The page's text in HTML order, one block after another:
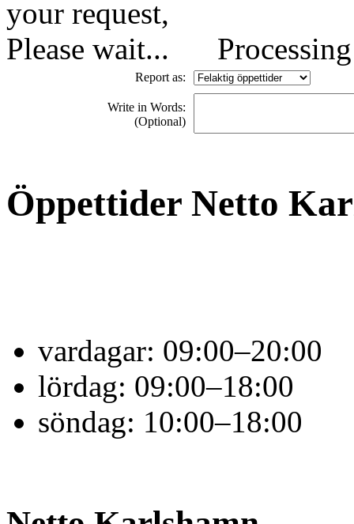
Report as:
Write in Words:
(Optional)
Öppettider Netto
vardagar: 09:00–20:00
lördag: 09:00–18:00
söndag: 10:00–18:00